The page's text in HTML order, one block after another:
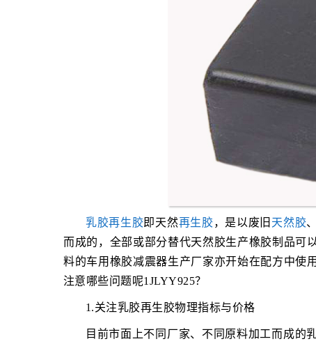
乳胶再生胶即天然再生胶，是以废旧 天然胶
而成的，全部或部分替代天然胶生产橡胶制品可
料的车用橡胶减震器生产厂家亦开始在配方中使
注意哪些问题呢1JLYY925？
1.关注乳胶再生胶物理指标与价格
目前市面上不同厂家、不同原料加工而成的